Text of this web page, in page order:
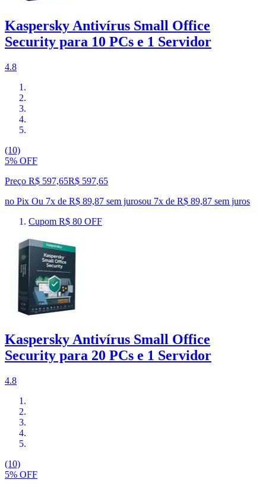
Kaspersky Antivírus Small Office
Security para 10 PCs e 1 Servidor
4.8
(10)
5% OFF
Preço R$ 597,65R$ 597,65
no Pix Ou 7x de R$ 89,87 sem jurosou 7x de R$ 89,87 sem juros
Cupom R$ 80 OFF
Kaspersky Antivírus Small Office
Security para 20 PCs e 1 Servidor
4.8
(10)
5% OFF